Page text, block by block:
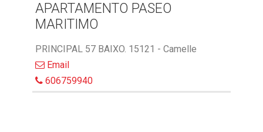
APARTAMENTO PASEO
MARITIMO
PRINCIPAL 57 BAIXO. 15121 - Camelle
Email
606759940